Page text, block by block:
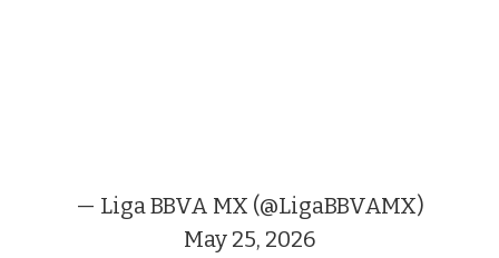
— Liga BBVA MX (@LigaBBVAMX)
May 25, 2026